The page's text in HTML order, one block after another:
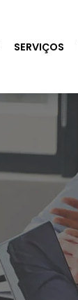
SERVIÇOS